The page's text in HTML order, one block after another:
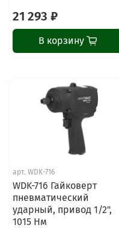
21 293 ₽
В корзину
арт. WDK-716
WDK-716 Гайковерт
пневматический
ударный, привод 1/2",
1015 Нм